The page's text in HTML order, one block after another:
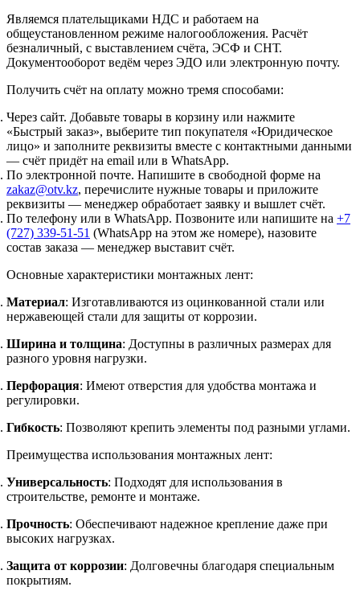
Являемся плательщиками НДС и работаем на
общеустановленном режиме налогообложения. Расчёт
безналичный, с выставлением счёта, ЭСФ и СНТ.
Документооборот ведём через ЭДО или электронную почту.
Получить счёт на оплату можно тремя способами:
Через сайт. Добавьте товары в корзину или нажмите
«Быстрый заказ», выберите тип покупателя «Юридическое
лицо» и заполните реквизиты вместе с контактными данными
— счёт придёт на email или в WhatsApp.
По электронной почте. Напишите в свободной форме на
zakaz@otv.kz, перечислите нужные товары и приложите
реквизиты — менеджер обработает заявку и вышлет счёт.
По телефону или в WhatsApp. Позвоните или напишите на +7
(727) 339-51-51 (WhatsApp на этом же номере), назовите
состав заказа — менеджер выставит счёт.
Основные характеристики монтажных лент:
Материал: Изготавливаются из оцинкованной стали или
нержавеющей стали для защиты от коррозии.
Ширина и толщина: Доступны в различных размерах для
разного уровня нагрузки.
Перфорация: Имеют отверстия для удобства монтажа и
регулировки.
Гибкость: Позволяют крепить элементы под разными углами.
Преимущества использования монтажных лент:
Универсальность: Подходят для использования в
строительстве, ремонте и монтаже.
Прочность: Обеспечивают надежное крепление даже при
высоких нагрузках.
Защита от коррозии: Долговечны благодаря специальным
покрытиям.